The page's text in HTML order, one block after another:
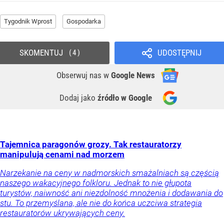
Tygodnik Wprost Gospodarka
UDOSTĘPNIJ
Obserwuj nas w Google News
Dodaj jako źródło w Google
SKOMENTUJ 4
Tajemnica paragonów grozy. Tak restauratorzy
manipulują cenami nad morzem
Narzekanie na ceny w nadmorskich smażalniach są częścią
naszego wakacyjnego folkloru. Jednak to nie głupota
turystów, naiwność ani niezdolność mnożenia i dodawania do
stu. To przemyślana, ale nie do końca uczciwa strategia
restauratorów ukrywających ceny.